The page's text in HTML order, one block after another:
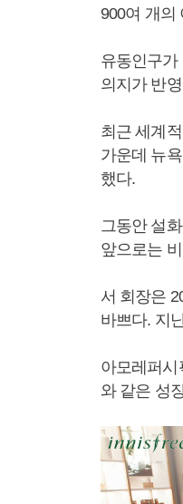
900여 개의
유동인구가
의지가 반
최근 세계
가운데 뉴
했다.
그동안 설
앞으로는
서 회장은
바쁘다. 지
아모레퍼시
와 같은 성